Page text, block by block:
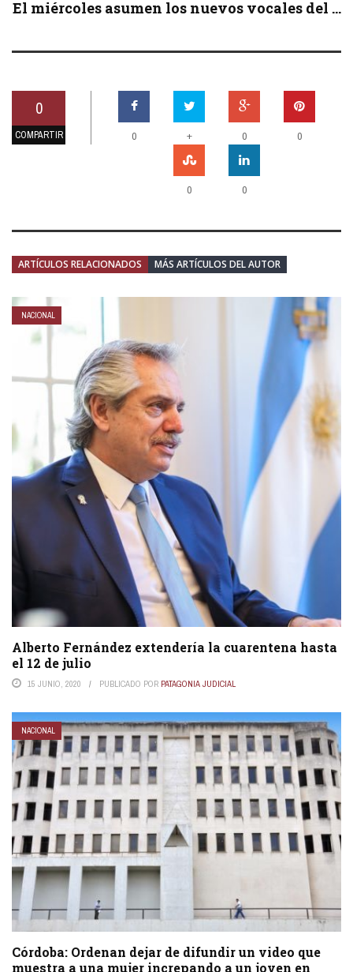
El miércoles asumen los nuevos vocales del ...
0
COMPARTIR 0 + 0 0
0 0
ARTÍCULOS RELACIONADOS MÁS ARTÍCULOS DEL AUTOR
NACIONAL
Alberto Fernández extendería la cuarentena hasta
el 12 de julio
15 JUNIO, 2020 PUBLICADO POR PATAGONIA JUDICIAL
NACIONAL
Córdoba: Ordenan dejar de difundir un video que
muestra a una mujer increpando a un joven en